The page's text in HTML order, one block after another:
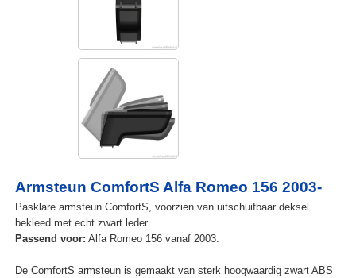
Armsteun ComfortS Alfa Romeo 156 2003-
Pasklare armsteun ComfortS, voorzien van uitschuifbaar deksel
bekleed met echt zwart leder.
Passend voor: Alfa Romeo 156 vanaf 2003.
De ComfortS armsteun is gemaakt van sterk hoogwaardig zwart ABS